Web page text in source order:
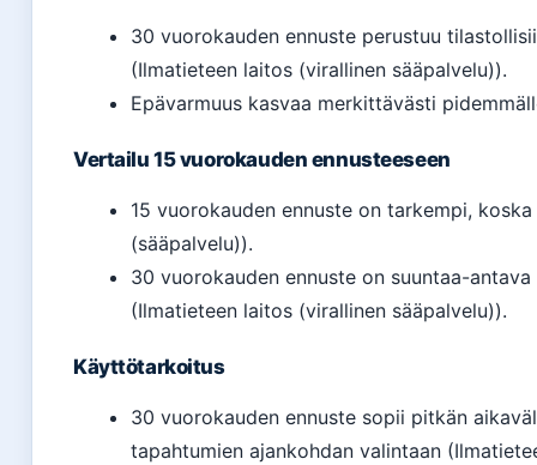
30 vuorokauden ennuste perustuu
(Ilmatieteen laitos (virallinen sääpalvelu)).
Epävarmuus kasvaa merkittävästi
Vertailu 15 vuorokauden ennusteeseen
15 vuorokauden ennuste on tarkempi,
(sääpalvelu)).
30 vuorokauden ennuste on suuntaa-
(Ilmatieteen laitos (virallinen sääpalvelu)).
Käyttötarkoitus
30 vuorokauden ennuste sopii pitkän
tapahtumien ajankohdan valintaan